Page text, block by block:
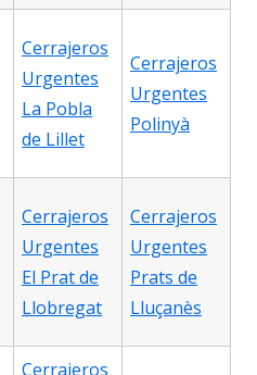
Cerrajeros
Urgentes
La Pobla
de Lillet
Cerrajeros
Urgentes
Polinyà
Cerrajeros
Urgentes
El Prat de
Llobregat
Cerrajeros
Urgentes
Prats de
Lluçanès
Cerrajeros